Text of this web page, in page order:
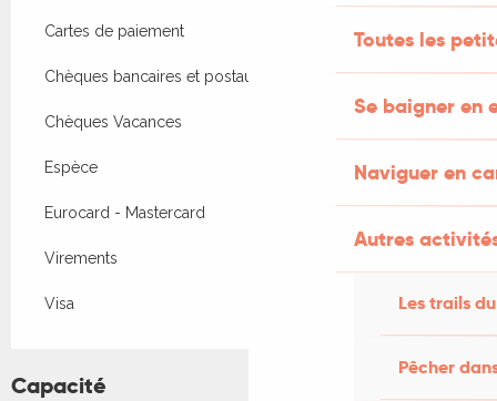
Toutes les
Se baigner en
Naviguer en
Autres
Les trails
Pêcher
Cartes de paiement
Chèques bancaires et postaux
Chèques Vacances
Espèce
Eurocard - Mastercard
Virements
Visa
Capacité